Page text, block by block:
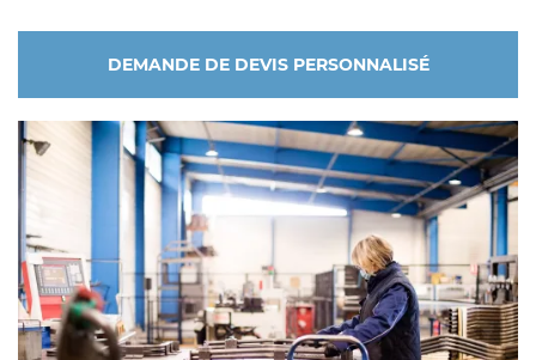
DEMANDE DE DEVIS PERSONNALISÉ